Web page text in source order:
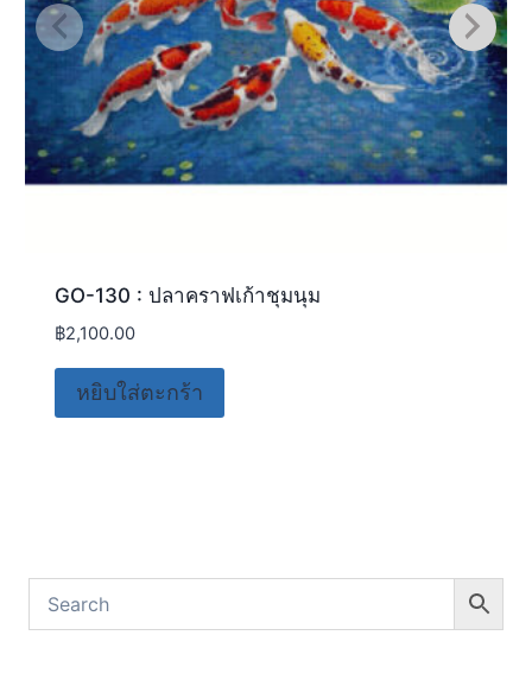
GO-130 : ปลาคราฟเก้าชุมนุม
฿2,100.00
หยิบใส่ตะกร้า